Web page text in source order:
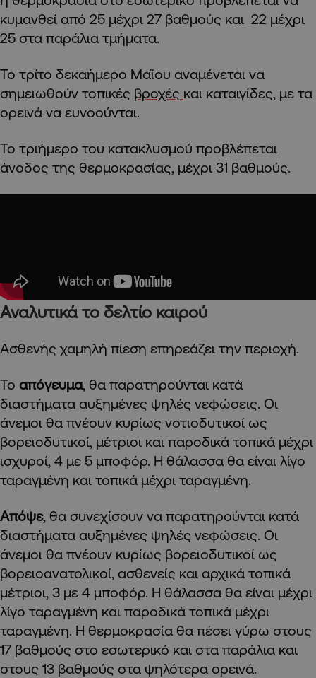
κυμανθεί από 25 μέχρι 27 βαθμούς και 22 μέχρι
25 στα παράλια τμήματα.
Το τρίτο δεκαήμερο Μαΐου αναμένεται να
σημειωθούν τοπικές βροχές και καταιγίδες, με τα
ορεινά να ευνοούνται.
Το τριήμερο του κατακλυσμού προβλέπεται
άνοδος της θερμοκρασίας, μέχρι 31 βαθμούς.
Αναλυτικά το δελτίο καιρού
Ασθενής χαμηλή πίεση επηρεάζει την περιοχή.
Το απόγευμα, θα παρατηρούνται κατά
διαστήματα αυξημένες ψηλές νεφώσεις. Οι
άνεμοι θα πνέουν κυρίως νοτιοδυτικοί ως
βορειοδυτικοί, μέτριοι και παροδικά τοπικά μέχρι
ισχυροί, 4 με 5 μποφόρ. Η θάλασσα θα είναι λίγο
ταραγμένη και τοπικά μέχρι ταραγμένη.
Απόψε, θα συνεχίσουν να παρατηρούνται κατά
διαστήματα αυξημένες ψηλές νεφώσεις. Οι
άνεμοι θα πνέουν κυρίως βορειοδυτικοί ως
βορειοανατολικοί, ασθενείς και αρχικά τοπικά
μέτριοι, 3 με 4 μποφόρ. Η θάλασσα θα είναι μέχρι
λίγο ταραγμένη και παροδικά τοπικά μέχρι
ταραγμένη. Η θερμοκρασία θα πέσει γύρω στους
17 βαθμούς στο εσωτερικό και στα παράλια και
στους 13 βαθμούς στα ψηλότερα ορεινά.